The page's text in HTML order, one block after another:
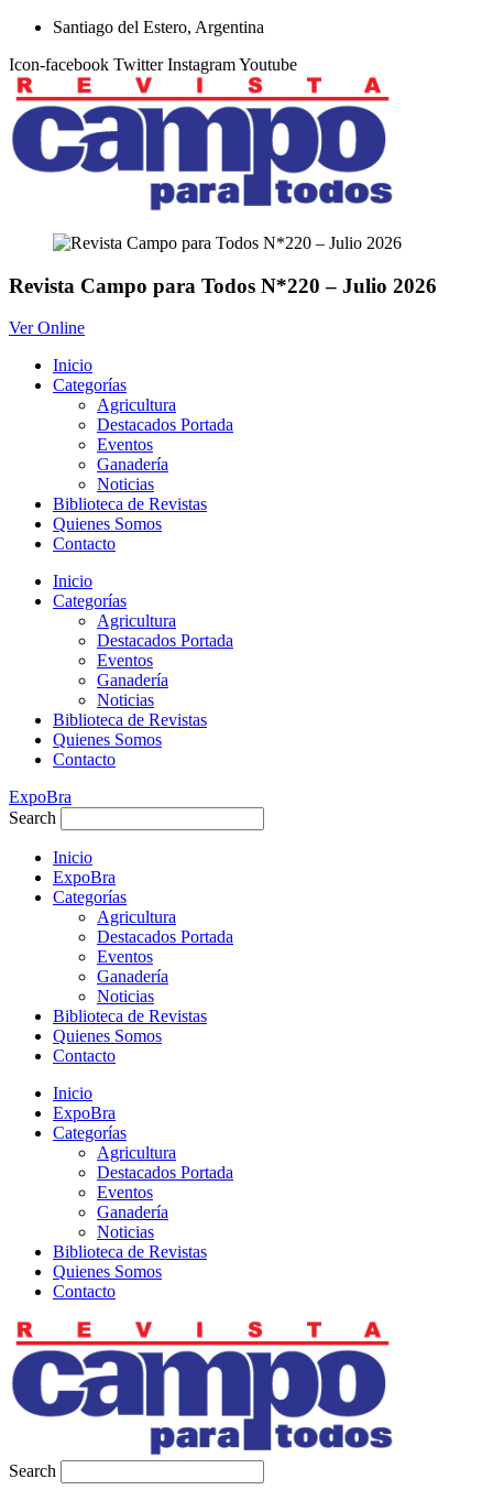
contenido
Santiago del Estero, Argentina
Icon-facebook Twitter InstagramYoutube
Revista Campo para Todos N*220 – Julio 2026
Ver Online
Inicio
Categorías
Agricultura
Destacados Portada
Eventos
Ganadería
Noticias
Biblioteca de Revistas
Quienes Somos
Contacto
Inicio
Categorías
Agricultura
Destacados Portada
Eventos
Ganadería
Noticias
Biblioteca de Revistas
Quienes Somos
Contacto
ExpoBra
Search
Inicio
ExpoBra
Categorías
Agricultura
Destacados Portada
Eventos
Ganadería
Noticias
Biblioteca de Revistas
Quienes Somos
Contacto
Inicio
ExpoBra
Categorías
Agricultura
Destacados Portada
Eventos
Ganadería
Noticias
Biblioteca de Revistas
Quienes Somos
Contacto
Search